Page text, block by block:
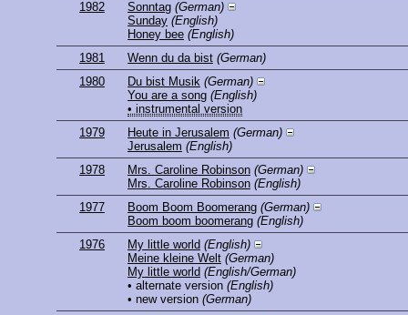
1982
Sonntag (German)
Sunday (English)
Honey bee (English)
1981
Wenn du da bist (German)
1980
Du bist Musik (German)
You are a song (English)
• instrumental version
1979
Heute in Jerusalem (German)
Jerusalem (English)
1978
Mrs. Caroline Robinson (German)
Mrs. Caroline Robinson (English)
1977
Boom Boom Boomerang (German)
Boom boom boomerang (English)
1976
My little world (English)
Meine kleine Welt (German)
My little world (English/German)
• alternate version (English)
• new version (German)